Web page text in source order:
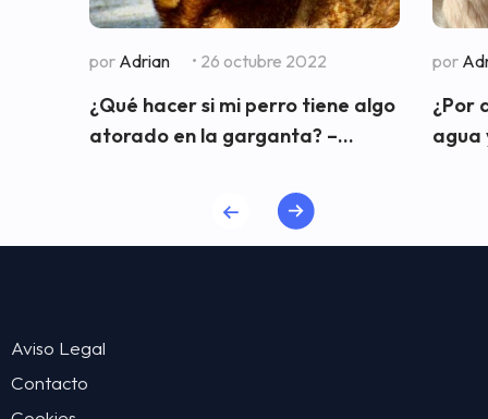
por Adrian • 26 octubre 2022
¿Qué hacer si mi perro tiene algo
atorado en la garganta? –...
por
¿Por
agua
Aviso Legal
Contacto